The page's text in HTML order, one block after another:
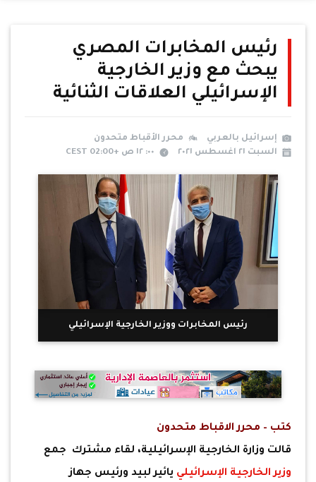
رئيس المخابرات المصري
يبحث مع وزير الخارجية
الإسرائيلي العلاقات الثنائية
إسرائيل بالعربي
محرر الأقباط متحدون
السبت ٢١ اغسطس ٢٠٢١
٠٠: ١٢ ص +02:00 CEST
رئيس المخابرات ووزير الخارجية الإسرائيلي
كتب – محرر الاقباط متحدون
قالت وزارة الخارجية الإسرائيلية، لقاء مشترك جمع
وزير الخارجية الإسرائيلي يائير لبيد ورئيس جهاز